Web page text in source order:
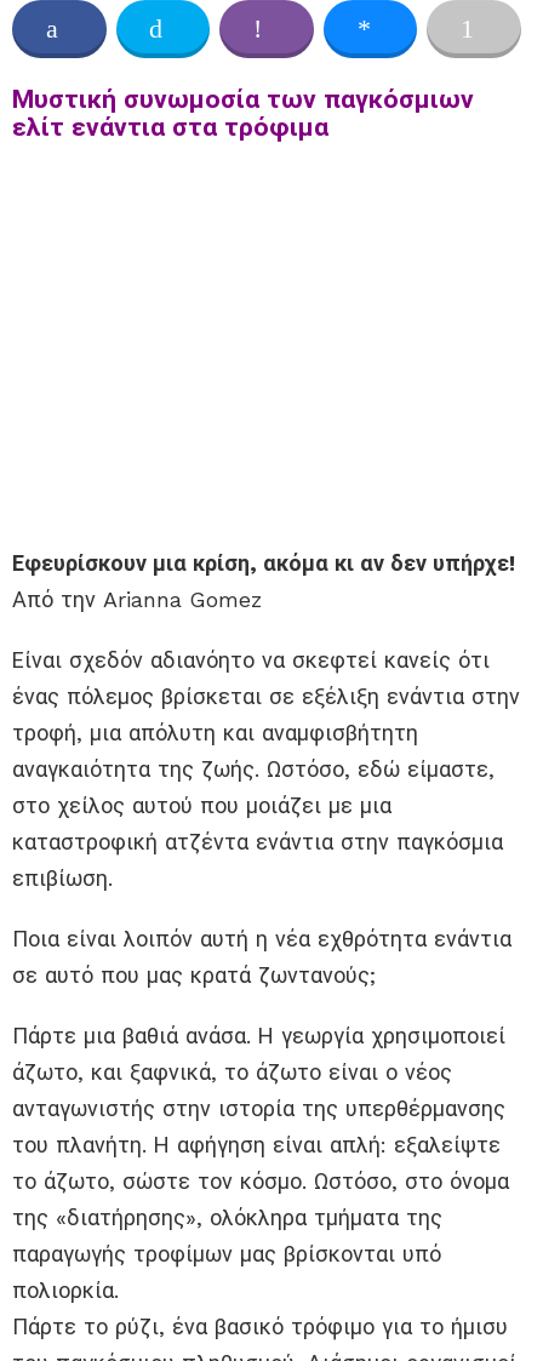
Μυστική συνωμοσία των παγκόσμιων
ελίτ ενάντια στα τρόφιμα
Εφευρίσκουν μια κρίση, ακόμα κι αν δεν υπήρχε!
Από την Arianna Gomez
Είναι σχεδόν αδιανόητο να σκεφτεί κανείς ότι
ένας πόλεμος βρίσκεται σε εξέλιξη ενάντια στην
τροφή, μια απόλυτη και αναμφισβήτητη
αναγκαιότητα της ζωής. Ωστόσο, εδώ είμαστε,
στο χείλος αυτού που μοιάζει με μια
καταστροφική ατζέντα ενάντια στην παγκόσμια
επιβίωση.
Ποια είναι λοιπόν αυτή η νέα εχθρότητα ενάντια
σε αυτό που μας κρατά ζωντανούς;
Πάρτε μια βαθιά ανάσα. Η γεωργία χρησιμοποιεί
άζωτο, και ξαφνικά, το άζωτο είναι ο νέος
ανταγωνιστής στην ιστορία της υπερθέρμανσης
του πλανήτη. Η αφήγηση είναι απλή: εξαλείψτε
το άζωτο, σώστε τον κόσμο. Ωστόσο, στο όνομα
της «διατήρησης», ολόκληρα τμήματα της
παραγωγής τροφίμων μας βρίσκονται υπό
πολιορκία.
Πάρτε το ρύζι, ένα βασικό τρόφιμο για το ήμισυ